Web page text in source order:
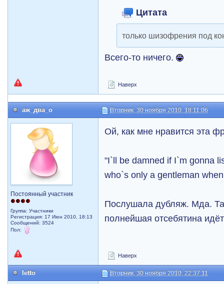
Цитата
только шизофрения под
Всего-то ничего.
Наверх
аж_два_о Вторник, 30 ноября 2010, 18:11:06
Постоянный участник
Группа: Участники
Регистрация: 17 Июн 2010, 18:13
Сообщений: 3524
Пол:
Ой, как мне нравится эта
"I`ll be damned if I`m gonna
who`s only a gentleman
Послушала дубляж. Мда.
полнейшая отсебятина
Наверх
letto Вторник, 30 ноября 2010, 22:37:11